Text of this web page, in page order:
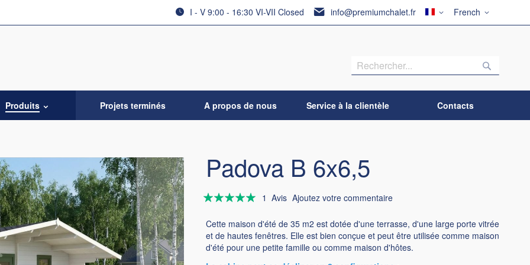
Langue
French
Pays
info@premiumchalet.fr
I - V 9:00 - 16:30 VI-VII Closed
Produits Projets terminés A propos de nous Service à la clientèle Contacts
Padova B 6x6,5
Évaluation:
1 Avis Ajoutez votre commentaire
Cette maison d'été de 35 m2 est dotée d'une terrasse, d'une large porte vitrée
et de hautes fenêtres. Elle est bien conçue et peut être utilisée comme maison
d'été pour une petite famille ou comme maison d'hôtes.